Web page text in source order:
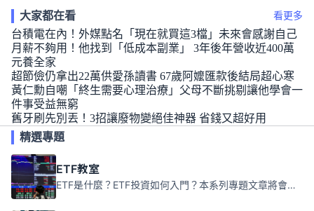
大家都在看 看更多
台積電在內！外媒點名「現在就買這3檔」未來會感謝自己
月薪不夠用！他找到「低成本副業」 3年後年營收近400萬
元養全家
超節儉仍拿出22萬供愛孫讀書 67歲阿嬤匯款後結局超心寒
黃仁勳自嘲「終生需要心理治療」父母不斷挑剔讓他學會一
件事受益無窮
舊牙刷先別丟！3招讓廢物變絕佳神器 省錢又超好用
精選專題
ETF教室
ETF是什麼？ETF投資如何入門？本系列專題文章將會告訴你新手必須知道的ETF基礎知識。